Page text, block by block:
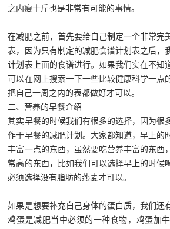
之内瘦十斤也是非常有可能的事情。
在减肥之前，首先要给自己制定一个非常完
表，因为只有制定的减肥食谱计划表之后，
计划表上面的食谱进行。如果我们实在不知
可以在网上搜索一下一些比较健康科学一点
把自己一周之内的表都做好才可以。
二、营养的早餐介绍
其实早餐的时候我们有很多的选择，因为很
作于早餐的减肥计划。大家都知道，早上的
丰富一点的东西，虽然要吃营养丰富的东西
常高的东西，比如我们可以选择早上的时候
必须选择没有脂肪的燕麦才可以。
如果是想要补充自己身体的蛋白质，我们还
鸡蛋是减肥当中必须的一种食物，鸡蛋加